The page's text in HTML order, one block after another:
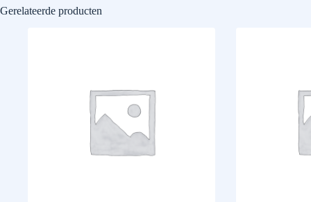
Gerelateerde producten